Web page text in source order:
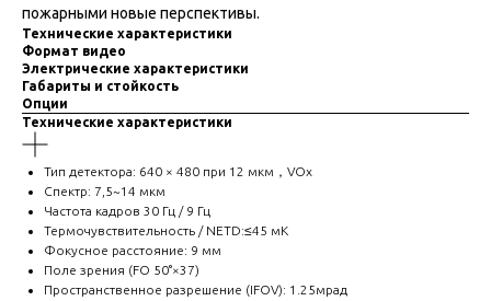
пожарными новые перспективы.
Технические характеристики
Формат видео
Электрические характеристики
Габариты и стойкость
Опции
Технические характеристики
Тип детектора: 640 × 480 при 12 мкм，VOx
Спектр: 7,5~14 мкм
Частота кадров 30 Гц / 9 Гц
Термочувствительность / NETD:≤45 мК
Фокусное расстояние: 9 мм
Поле зрения (FO 50°×37)
Пространственное разрешение (IFOV): 1.25мрад